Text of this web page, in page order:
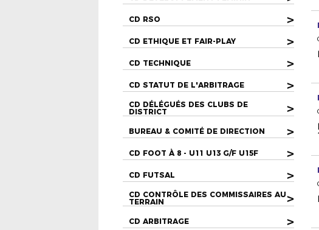
CD RSO >
CD ETHIQUE ET FAIR-PLAY >
CD TECHNIQUE >
CD STATUT DE L'ARBITRAGE >
CD DÉLÉGUÉS DES CLUBS DE
DISTRICT
>
BUREAU & COMITÉ DE DIRECTION >
CD FOOT À 8 - U11 U13 G/F U15F >
CD FUTSAL >
CD CONTRÔLE DES COMMISSAIRES AU
TERRAIN
>
CD ARBITRAGE >